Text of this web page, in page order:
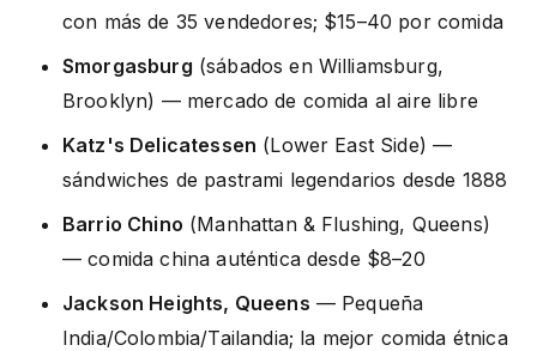
con más de 35 vendedores; $15–40 por comida
Smorgasburg (sábados en Williamsburg,
Brooklyn) — mercado de comida al aire libre
Katz's Delicatessen (Lower East Side) —
sándwiches de pastrami legendarios desde 1888
Barrio Chino (Manhattan & Flushing, Queens)
— comida china auténtica desde $8–20
Jackson Heights, Queens — Pequeña
India/Colombia/Tailandia; la mejor comida étnica